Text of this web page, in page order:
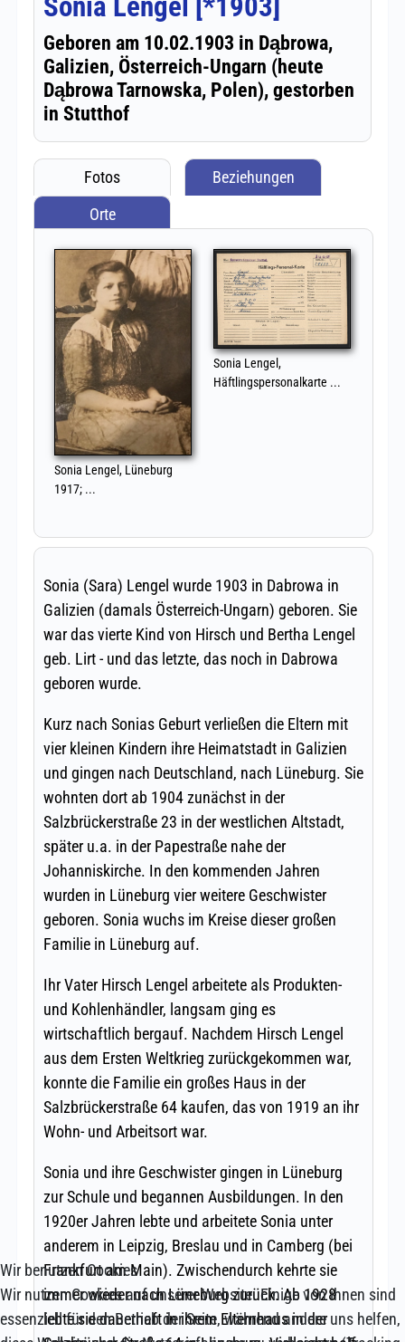
Wir benutzen Cookies
Wir nutzen Cookies auf unserer Website. Einige von ihnen sind
essenziell für den Betrieb der Seite, während andere uns helfen,